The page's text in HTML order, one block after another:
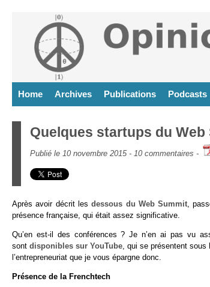
Home Archives Publications Podcasts
Quelques startups du Web
Publié le 10 novembre 2015 - 10 commentaires -
Après avoir décrit lesdessous du Web Summit,
présence française, qui était assez significative.
Qu’en est-il des conférences ? Je n’en ai pas vu
sontdisponibles sur YouTube , qui se présentent
l’entrepreneuriat que je vous épargne donc.
Présence de la Frenchtech